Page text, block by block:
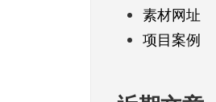
素材网址
项目案例